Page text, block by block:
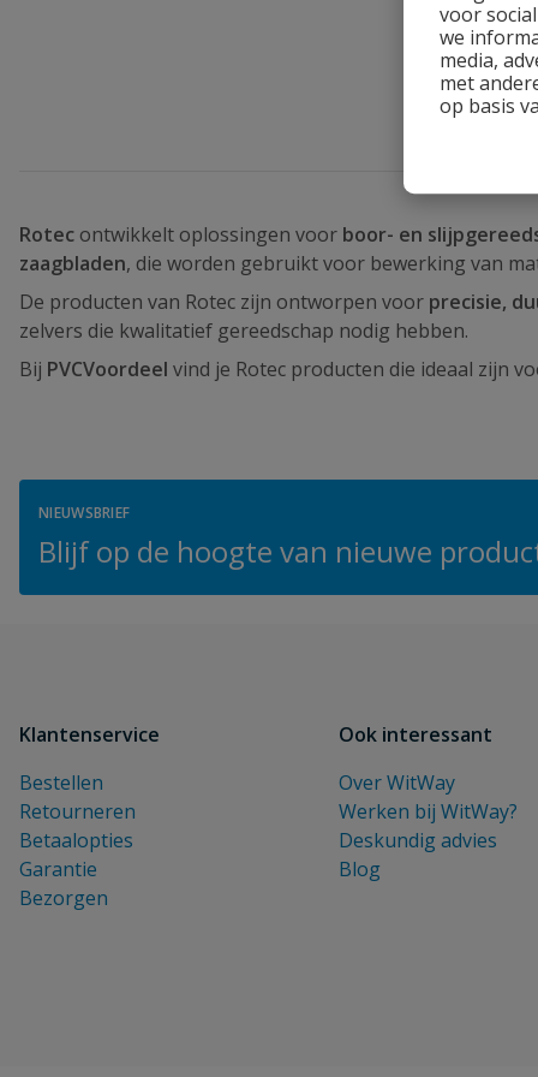
voor
we
media,
met
op basis
product
Rotec ontwikkelt oplossingen voor boor- en
zaagbladen, die worden gebruikt voor bewerking van
De producten van Rotec zijn ontworpen voor precisie,
zelvers die kwalitatief gereedschap nodig hebben.
Bij PVCVoordeel vind je Rotec producten die ideaal zijn
NIEUWSBRIEF
Blijf op de hoogte van nieuwe
Klantenservice
Bestellen
Retourneren
Betaalopties
Garantie
Bezorgen
Ook interessant
Over WitWay
Werken bij WitWay?
Deskundig advies
Blog